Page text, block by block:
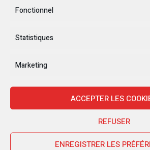
Fonctionnel
Statistiques
Marketing
ACCEPTER LES
REFUSER
ENREGISTRER LES